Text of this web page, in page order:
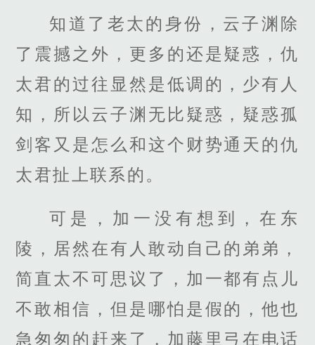
知道了老太的身份，云子渊除
了震撼之外，更多的还是疑惑，仇
太君的过往显然是低调的，少有人
知，所以云子渊无比疑惑，疑惑孤
剑客又是怎么和这个财势通天的仇
太君扯上联系的。
可是，加一没有想到，在东
陵，居然在有人敢动自己的弟弟，
简直太不可思议了，加一都有点儿
不敢相信，但是哪怕是假的，他也
急匆匆的赶来了，加藤里弓在电话